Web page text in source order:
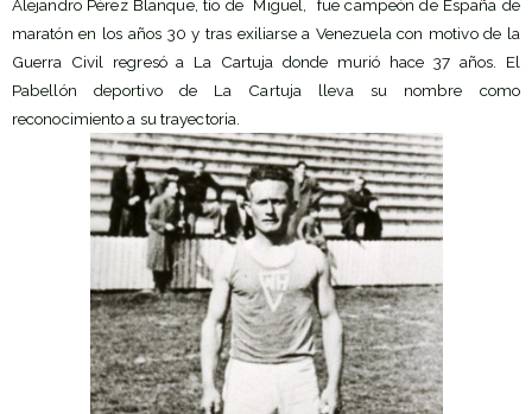
Alejandro Pérez Blanque, tío de Miguel, fue campeón de España de
maratón en los años 30 y tras exiliarse a Venezuela con motivo de la
Guerra Civil regresó a La Cartuja donde murió hace 37 años. El
Pabellón deportivo de La Cartuja lleva su nombre como
reconocimiento a su trayectoria.